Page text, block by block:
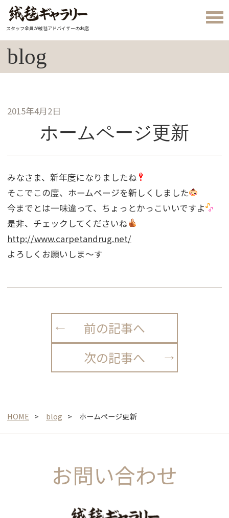
スタッフ全員が絨毯アドバイザーのお店
blog
2015年4月2日
ホームページ更新
みなさま、新年度になりましたね
そこでこの度、ホームページを新しくしました
今までとは一味違って、ちょっとかっこいいですよ
是非、チェックしてくださいね
http://www.carpetandrug.net/
よろしくお願いしま〜す
前の記事へ
次の記事へ
HOME blog ホームページ更新
お問い合わせ